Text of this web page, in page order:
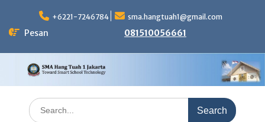
content
+6221-7246784 sma.hangtuah1@gmail.com
Pesan 081510056661
Search
for: